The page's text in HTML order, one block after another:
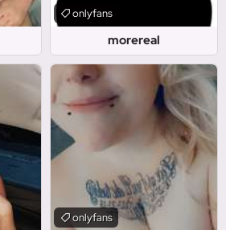
morereal
onlyfans
onlyfans